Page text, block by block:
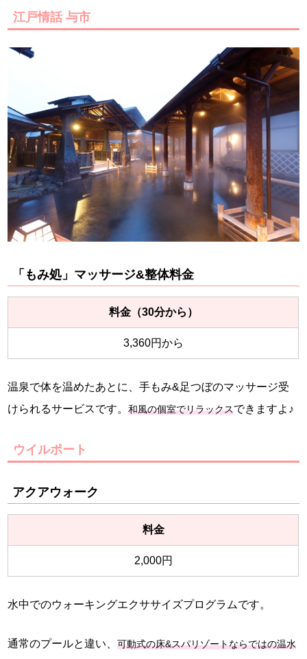
江戸情話 与市
「もみ処」マッサージ&整体料金
料金（30分から）
3,360円から
温泉で体を温めたあとに、手もみ&足つぼのマッサージ受
けられるサービスです。和風の個室でリラックスできますよ♪
ウイルポート
アクアウォーク
料金
2,000円
水中でのウォーキングエクササイズプログラムです。
通常のプールと違い、可動式の床&スパリゾートならではの温水